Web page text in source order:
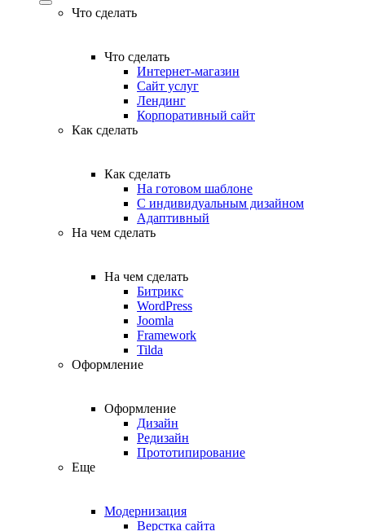
Что сделать
Что сделать
Интернет-магазин
Сайт услуг
Лендинг
Корпоративный сайт
Как сделать
Как сделать
На готовом шаблоне
С индивидуальным дизайном
Адаптивный
На чем сделать
На чем сделать
Битрикс
WordPress
Joomla
Framework
Tilda
Оформление
Оформление
Дизайн
Редизайн
Прототипирование
Еще
Модернизация
Верстка сайта